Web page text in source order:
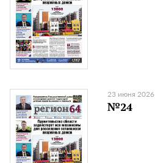
23 июня 2026
№24